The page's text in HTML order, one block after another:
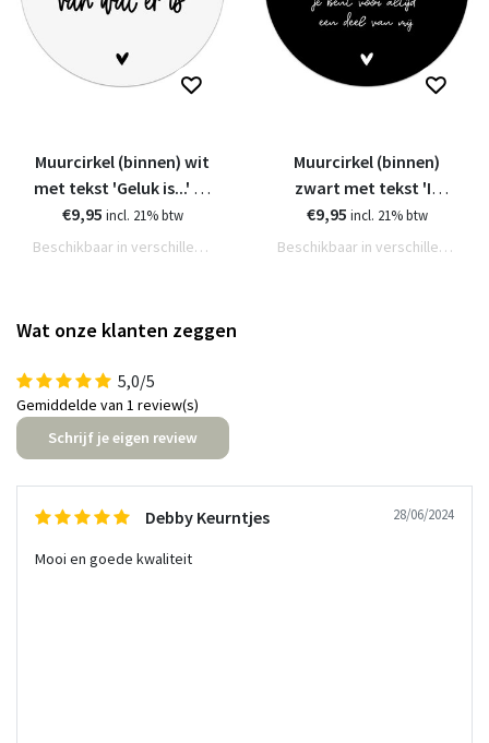
Muurcirkel (binnen) wit
met tekst 'Geluk is...' - 3
formaten
€9,95 incl. 21% btw
Beschikbaar in verschillende varianten
Muurcirkel (binnen)
zwart met tekst 'Ik
weet niet waar je
bent...' - 3 formaten
€9,95 incl. 21% btw
Beschikbaar in verschillende varianten
Wat onze klanten zeggen
5,0/5
Gemiddelde van 1 review(s)
Schrijf je eigen review
Debby Keurntjes 28/06/2024
Mooi en goede kwaliteit